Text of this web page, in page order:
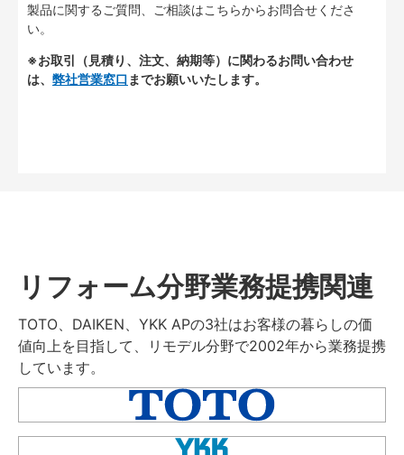
製品に関するご質問、ご相談はこちらからお問合せくださ
い。
※お取引（見積り、注文、納期等）に関わるお問い合わせ
は、 弊社営業窓口 までお願いいたします。
リフォーム分野業務提携関連
TOTO、DAIKEN、YKK APの3社はお客様の暮らしの価
値向上を目指して、リモデル分野で2002年から業務提携
しています。